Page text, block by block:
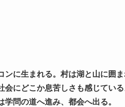
に生まれる。村は湖と山に囲
にどこか息苦しさも感じてい
問の道へ進み、都会へ出る。